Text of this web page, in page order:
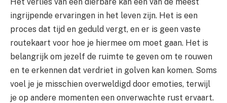
ingrijpende ervaringen in het leven zijn. Het is een
proces dat tijd en geduld vergt, en er is geen vaste
routekaart voor hoe je hiermee om moet gaan. Het is
belangrijk om jezelf de ruimte te geven om te rouwen
en te erkennen dat verdriet in golven kan komen. Soms
voel je je misschien overweldigd door emoties, terwijl
je op andere momenten een onverwachte rust ervaart.